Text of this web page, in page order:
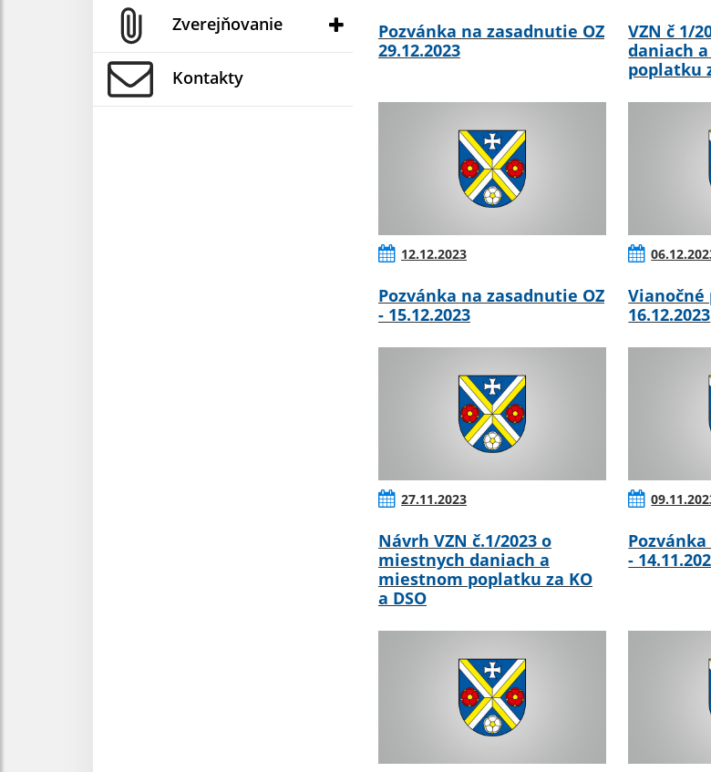
Zverejňovanie
Kontakty
Pozvánka na zasadnutie OZ
29.12.2023
VZN č 1/
daniach
poplatku
12.12.2023
Pozvánka na zasadnutie OZ
- 15.12.2023
Vianočné
16.12.2023
27.11.2023
Návrh VZN č.1/2023 o
miestnych daniach a
miestnom poplatku za KO
a DSO
-